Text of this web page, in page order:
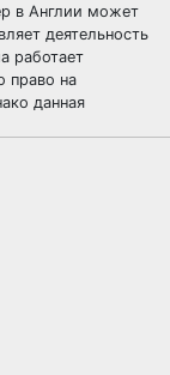
в Англии может
деятельность
работает
право на
данная